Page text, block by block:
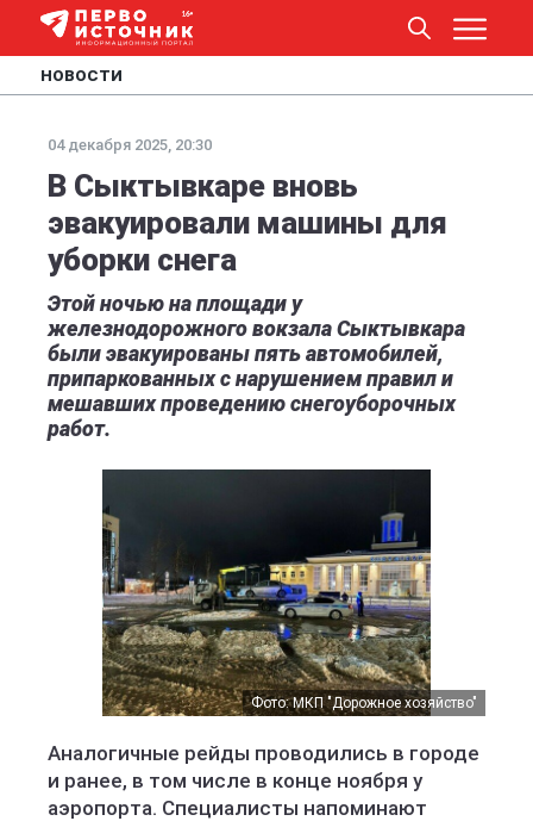
НОВОСТИ
04 декабря 2025, 20:30
В Сыктывкаре вновь
эвакуировали машины для
уборки снега
Этой ночью на площади у
железнодорожного вокзала Сыктывкара
были эвакуированы пять автомобилей,
припаркованных с нарушением правил и
мешавших проведению снегоуборочных
работ.
Фото: МКП "Дорожное хозяйство"
Аналогичные рейды проводились в городе
и ранее, в том числе в конце ноября у
аэропорта. Специалисты напоминают